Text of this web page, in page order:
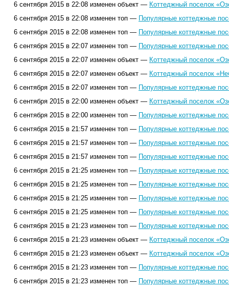
6 сентября 2015 в 22:08 изменен объект — Коттеджный поселок
6 сентября 2015 в 22:08 изменен топ — Популярные коттеджные
6 сентября 2015 в 22:08 изменен топ — Популярные коттеджные
6 сентября 2015 в 22:07 изменен топ — Популярные коттеджные
6 сентября 2015 в 22:07 изменен объект — Коттеджный поселок
6 сентября 2015 в 22:07 изменен объект — Коттеджный поселок
6 сентября 2015 в 22:07 изменен топ — Популярные коттеджные
6 сентября 2015 в 22:00 изменен объект — Коттеджный поселок
6 сентября 2015 в 22:00 изменен топ — Популярные коттеджные
6 сентября 2015 в 21:57 изменен топ — Популярные коттеджные
6 сентября 2015 в 21:57 изменен топ — Популярные коттеджные
6 сентября 2015 в 21:57 изменен топ — Популярные коттеджные
6 сентября 2015 в 21:25 изменен топ — Популярные коттеджные
6 сентября 2015 в 21:25 изменен топ — Популярные коттеджные
6 сентября 2015 в 21:25 изменен топ — Популярные коттеджные
6 сентября 2015 в 21:25 изменен топ — Популярные коттеджные
6 сентября 2015 в 21:23 изменен топ — Популярные коттеджные
6 сентября 2015 в 21:23 изменен объект — Коттеджный поселок
6 сентября 2015 в 21:23 изменен объект — Коттеджный поселок
6 сентября 2015 в 21:23 изменен топ — Популярные коттеджные
6 сентября 2015 в 21:23 изменен топ — Популярные коттеджные